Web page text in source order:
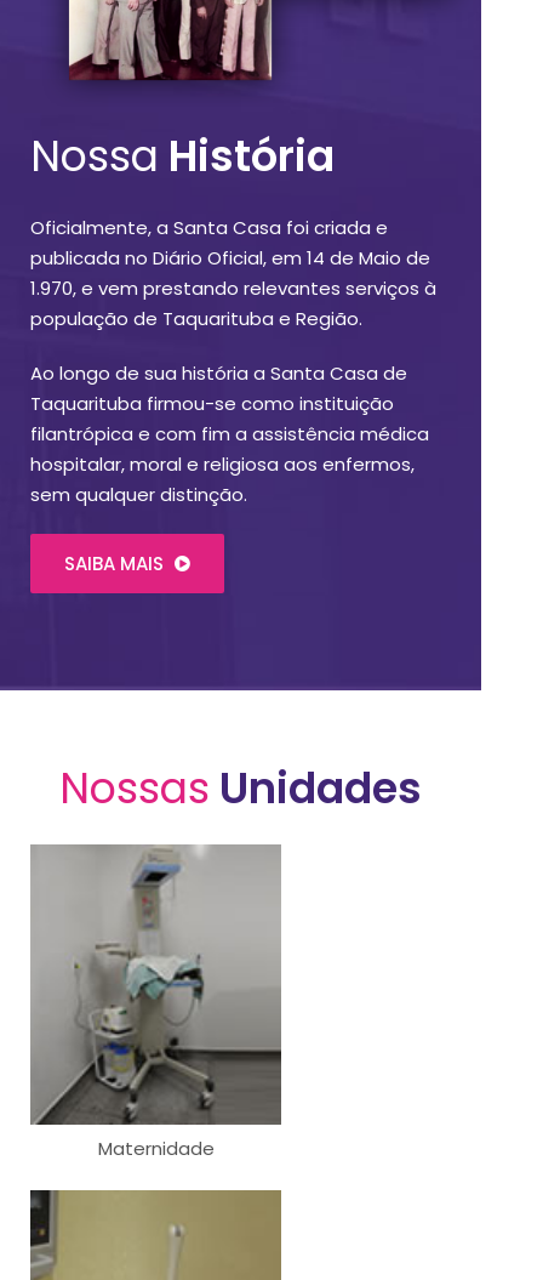
Nossa História
Oficialmente, a Santa Casa foi criada e
publicada no Diário Oficial, em 14 de Maio de
1.970, e vem prestando relevantes serviços à
população de Taquarituba e Região.
Ao longo de sua história a Santa Casa de
Taquarituba firmou-se como instituição
filantrópica e com fim a assistência médica
hospitalar, moral e religiosa aos enfermos,
sem qualquer distinção.
SAIBA MAIS
Nossas Unidades
Maternidade